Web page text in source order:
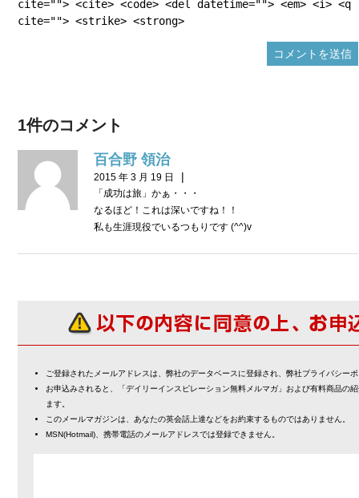
cite=""> <cite> <code> <del datetime=""> <em> <i> <q
cite=""> <strike> <strong>
1件のコメント
百合野 領治
2015 年 3 月 19 日 |
「成功は旅」かぁ・・・
なるほど！これは深いですね！！
私も生涯現役でいるつもりです (^^)v
ご登録されたメールアドレスは、弊社のデータベースに登録され、弊社プライバシー
お申込みされると、「デイリーインスピレーション無料メルマガ」および有料商品の
ます。
このメールマガジンは、あなたの英会話上達などをお約束するものではありません。
MSN(Hotmail)、携帯電話のメールアドレスでは登録できません。